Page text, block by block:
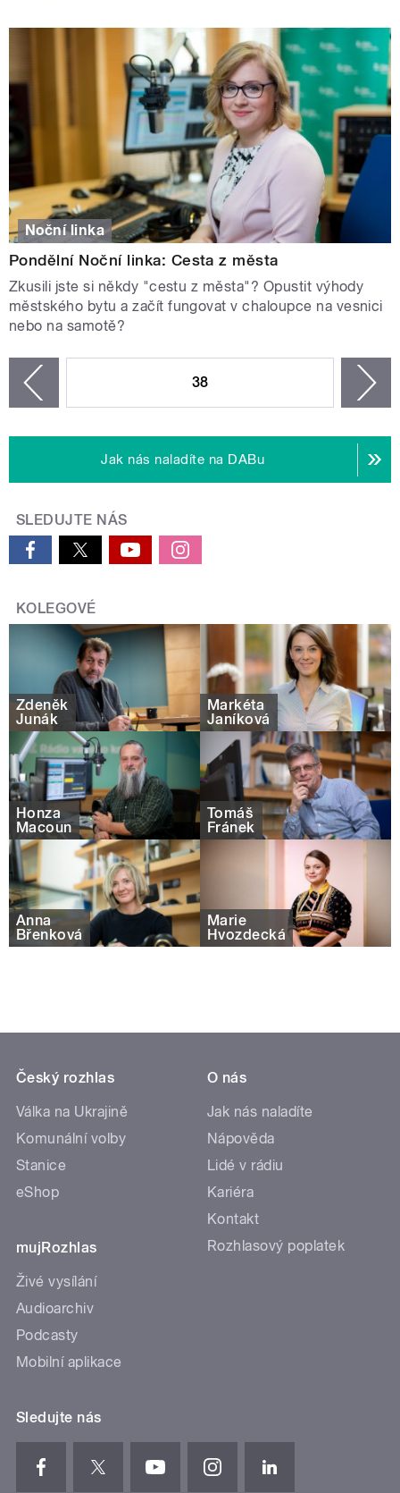
Noční linka
Pondělní Noční linka: Cesta z města
Zkusili jste si někdy "cestu z města"? Opustit výhody
městského bytu a začít fungovat v chaloupce na vesnici
nebo na samotě?
38
Jak nás naladíte na DABu
SLEDUJTE NÁS
KOLEGOVÉ
Zdeněk
Junák
Markéta
Janíková
Honza
Macoun
Tomáš
Fránek
Anna
Břenková
Marie
Hvozdecká
Český rozhlas
Válka na Ukrajině
Komunální volby
Stanice
eShop
mujRozhlas
Živé vysílání
Audioarchiv
Podcasty
Mobilní aplikace
O nás
Jak nás naladíte
Nápověda
Lidé v rádiu
Kariéra
Kontakt
Rozhlasový poplatek
Sledujte nás